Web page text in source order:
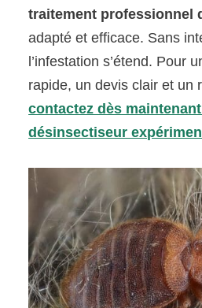
traitement professionnel
adapté et efficace. Sans
l’infestation s’étend. Pour
rapide, un devis clair et un
contactez dès
désinsectiseur